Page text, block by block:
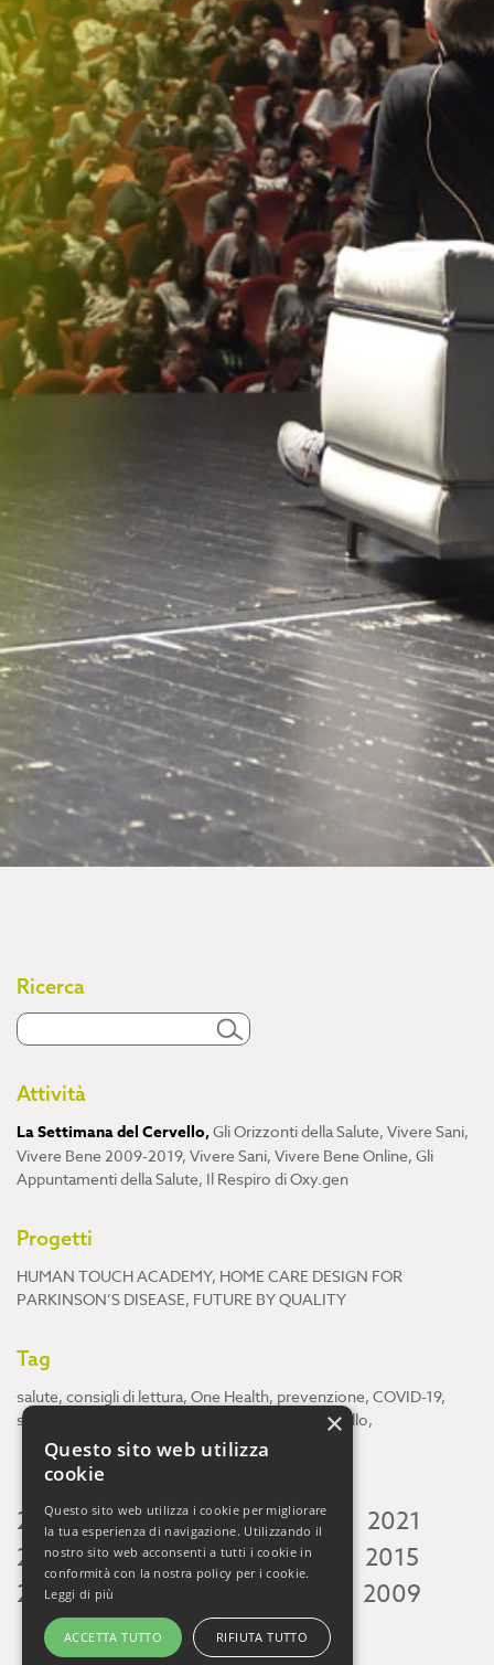
Ricerca
Attività
La Settimana del Cervello,Gli Orizzonti della Salute, Vivere Sani,
Vivere Bene 2009-2019, Vivere Sani, Vivere Bene Online, Gli
Appuntamenti della Salute, Il Respiro di Oxy.gen
Progetti
HUMAN TOUCH ACADEMY, HOME CARE DESIGN FOR
PARKINSON’S DISEASE, FUTURE BY QUALITY
Tag
salute, consigli di lettura, One Health, prevenzione, COVID-19,
scienza
cervello,
2026 2025 2024 2023 2022
2021
2020 2019 2018 2017 2016
2015
2014 2013 2009
×
Questo sito web utilizza
cookie
Questo sito web utilizza i cookie per migliorare
la tua esperienza di navigazione. Utilizzando il
nostro sito web acconsenti a tutti i cookie in
conformità con la nostra policy per i cookie.
Leggi di più
ACCETTA TUTTO RIFIUTA TUTTO